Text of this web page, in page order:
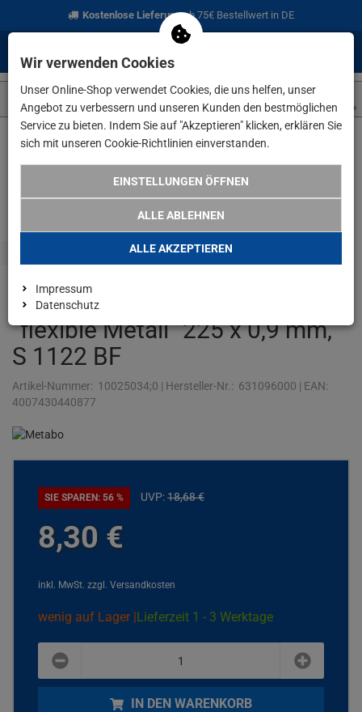
Kostenlose Lieferungab 75€ Bestellwert in DE
Metabo 2 Stk Säbelsägeblätter
"flexible Metall" 225 x 0,9 mm,
S 1122 BF
Artikel-Nummer: 10025034;0 | Hersteller-Nr.: 631096000 | EAN:
4007430440877
SIE SPAREN: 56 % UVP:18,68€
8,30 €
inkl. MwSt. zzgl. Versandkosten
wenig auf Lager |Lieferzeit 1 - 3 Werktage
minus
IN DEN WARENKORB
Wir verwenden Cookies
Unser Online-Shop verwendet Cookies, die uns helfen, unser
Angebot zu verbessern und unseren Kunden den bestmöglichen
Service zu bieten. Indem Sie auf "Akzeptieren" klicken, erklären Sie
sich mit unseren Cookie-Richtlinien einverstanden.
EINSTELLUNGEN ÖFFNEN
ALLE ABLEHNEN
ALLE AKZEPTIEREN
Impressum
Datenschutz